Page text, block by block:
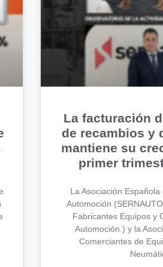
La facturación
de recambios y
mantiene su
primer
La Asociación
Automoción
Fabricantes Equipos y
Automoción.) y la
Comerciantes de